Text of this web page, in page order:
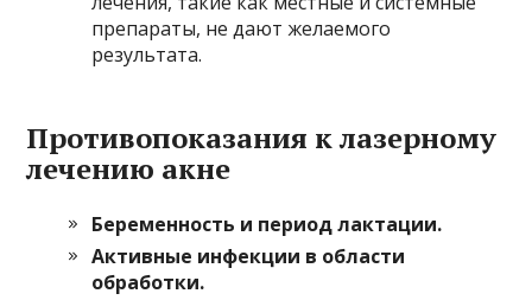
препараты, не дают желаемого
результата.
Противопоказания к лазерному
лечению акне
Беременность и период лактации.
Активные инфекции в области
обработки.